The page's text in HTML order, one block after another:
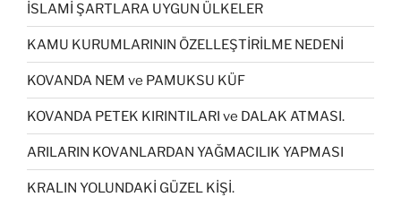
İSLAMİ ŞARTLARA UYGUN ÜLKELER
KAMU KURUMLARININ ÖZELLEŞTİRİLME NEDENİ
KOVANDA NEM ve PAMUKSU KÜF
KOVANDA PETEK KIRINTILARI ve DALAK ATMASI.
ARILARIN KOVANLARDAN YAĞMACILIK YAPMASI
KRALIN YOLUNDAKİ GÜZEL KİŞİ.